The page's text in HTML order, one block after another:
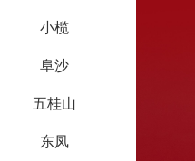
小榄
阜沙
五桂山
东凤